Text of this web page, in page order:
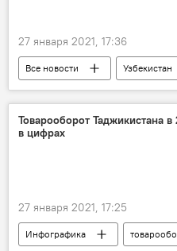
27 января 2021, 17:36
Все новости Узбекистан
Товарооборот Таджикистана
в цифрах
27 января 2021, 17:25
Инфографика